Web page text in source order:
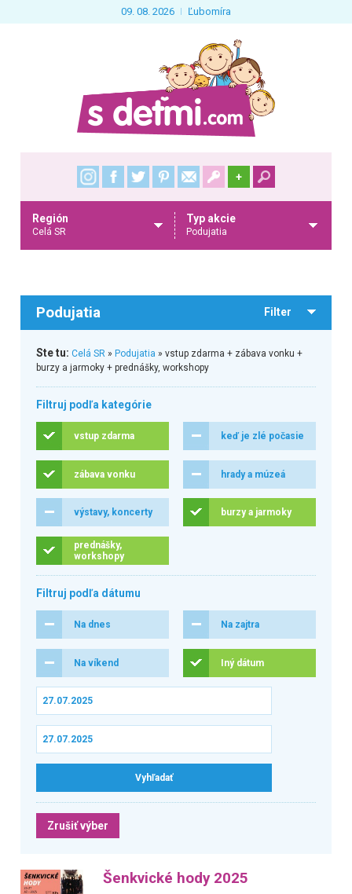
09. 08. 2026 Ľubomíra
+
Región
Celá SR
Typ akcie
Podujatia
Podujatia Filter
Ste tu: Celá SR» Podujatia » vstup zdarma + zábava vonku +
burzy a jarmoky + prednášky, workshopy
Filtruj podľa kategórie
vstup zdarma keď je zlé počasie
zábava vonku hrady a múzeá
výstavy, koncerty burzy a jarmoky
prednášky,
workshopy
Filtruj podľa dátumu
Na dnes Na zajtra
Na víkend Iný dátum
Zrušiť výber
Šenkvické hody 2025